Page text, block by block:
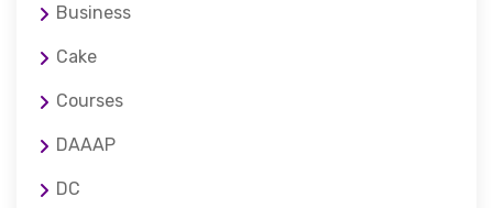
Business
Cake
Courses
DAAAP
DC